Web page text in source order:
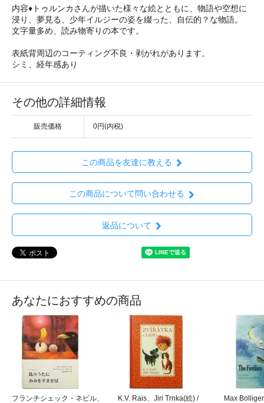
内容♦トゥルンカさんが描いた様々な絵とともに、物語や空想に
浸り、夢見る、少年イルジーの姿を綴った、自伝的？な物語。
文字量多め、読み物寄りの本です。
表紙背周辺のコーティング不良・剥がれがあります。
シミ、経年感あり
その他の詳細情報
販売価格 0円(内税)
この商品を友達に教える
この商品について問い合わせる
返品について
あなたにおすすめの商品
フランチシェック・ネピル、
K.V. Rais、Jiri Trnka(絵) /
Max